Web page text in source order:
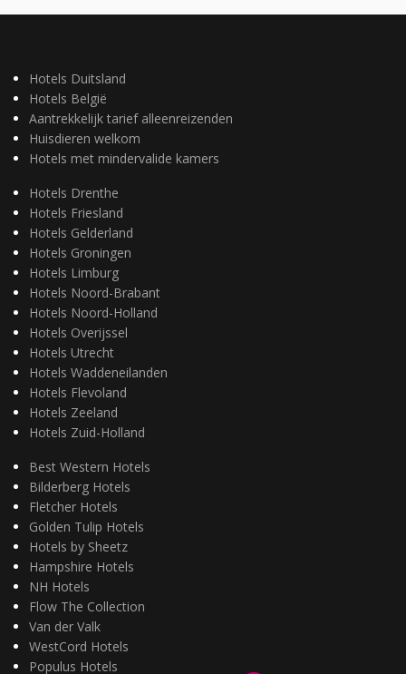
Hotels Duitsland
Hotels België
Aantrekkelijk tarief alleenreizenden
Huisdieren welkom
Hotels met mindervalide kamers
Hotels Drenthe
Hotels Friesland
Hotels Gelderland
Hotels Groningen
Hotels Limburg
Hotels Noord-Brabant
Hotels Noord-Holland
Hotels Overijssel
Hotels Utrecht
Hotels Waddeneilanden
Hotels Flevoland
Hotels Zeeland
Hotels Zuid-Holland
Best Western Hotels
Bilderberg Hotels
Fletcher Hotels
Golden Tulip Hotels
Hotels by Sheetz
Hampshire Hotels
NH Hotels
Flow The Collection
Van der Valk
WestCord Hotels
Populus Hotels